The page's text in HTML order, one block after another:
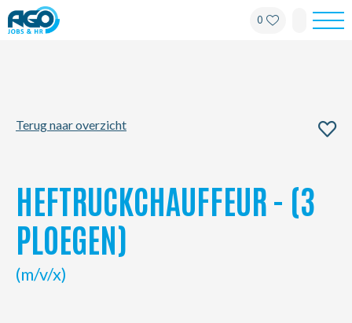
0
Kantoren
My AGO
Terug naar overzicht
HEFTRUCKCHAUFFEUR - (3
PLOEGEN)
(m/v/x)